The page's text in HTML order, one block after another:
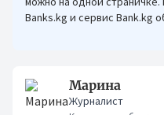
Banks.kg и сервис Bank.kg
Марина
Журналист